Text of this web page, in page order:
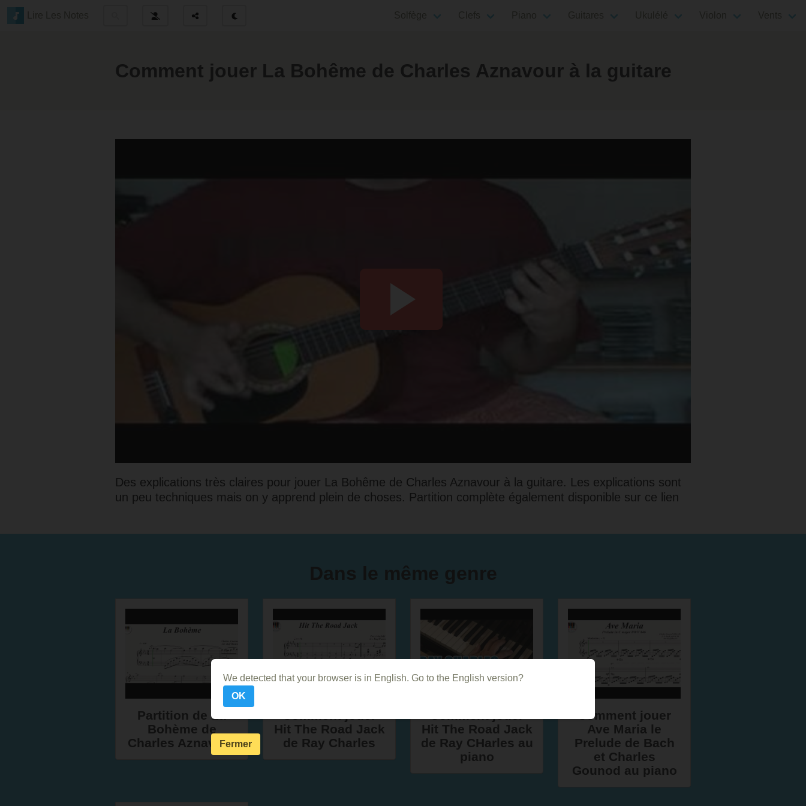
Comment jouer La Bohême de Charles Aznavour à la guitare
Des explications très claires pour jouer La Bohême de Charles Aznavour à la guitare. Les explications sont
un peu techniques mais on y apprend plein de choses. Partition complète également disponible sur ce lien
Partition de La
Bohème de
Charles Aznavour
Hit The Road Jack
de Ray Charles
Hit The Road Jack
de Ray CHarles au
piano
Comment jouer
Ave Maria le
Prelude de Bach
et Charles
Gounod au piano
We detected that your browser is in English. Go to the English version?
OK
Fermer